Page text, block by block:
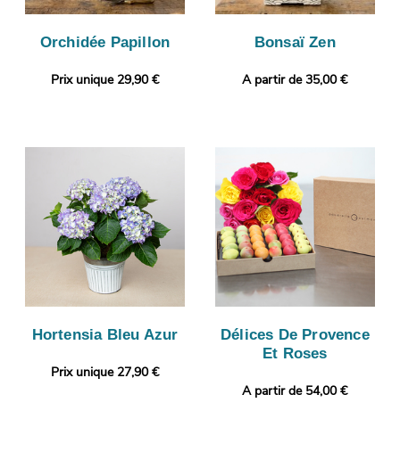
Orchidée Papillon
Prix unique 29,90 €
Bonsaï Zen
A partir de 35,00 €
Hortensia Bleu Azur
Prix unique 27,90 €
Délices De Provence
Et Roses
A partir de 54,00 €